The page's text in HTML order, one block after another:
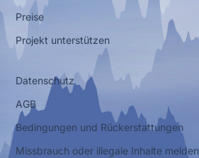
Preise
Projekt unterstützen
Datenschutz
AGB
Bedingungen und Rückerstattungen
Missbrauch oder illegale Inhalte melden